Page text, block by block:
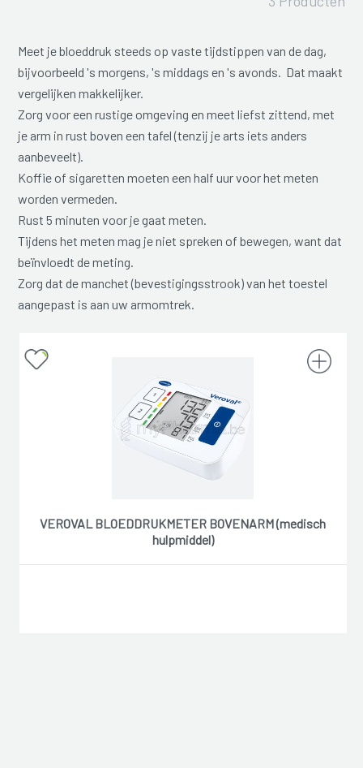
Meet je bloeddruk steeds op vaste tijdstippen van de dag,
bijvoorbeeld 's morgens, 's middags en 's avonds. Dat maakt
vergelijken makkelijker.
Zorg voor een rustige omgeving en meet liefst zittend, met
je arm in rust boven een tafel (tenzij je arts iets anders
aanbeveelt).
Koffie of sigaretten moeten een half uur voor het meten
worden vermeden.
Rust 5 minuten voor je gaat meten.
Tijdens het meten mag je niet spreken of bewegen, want dat
beïnvloedt de meting.
Zorg dat de manchet (bevestigingsstrook) van het toestel
aangepast is aan uw armomtrek.
VEROVAL BLOEDDRUKMETER BOVENARM (medisch
hulpmiddel)